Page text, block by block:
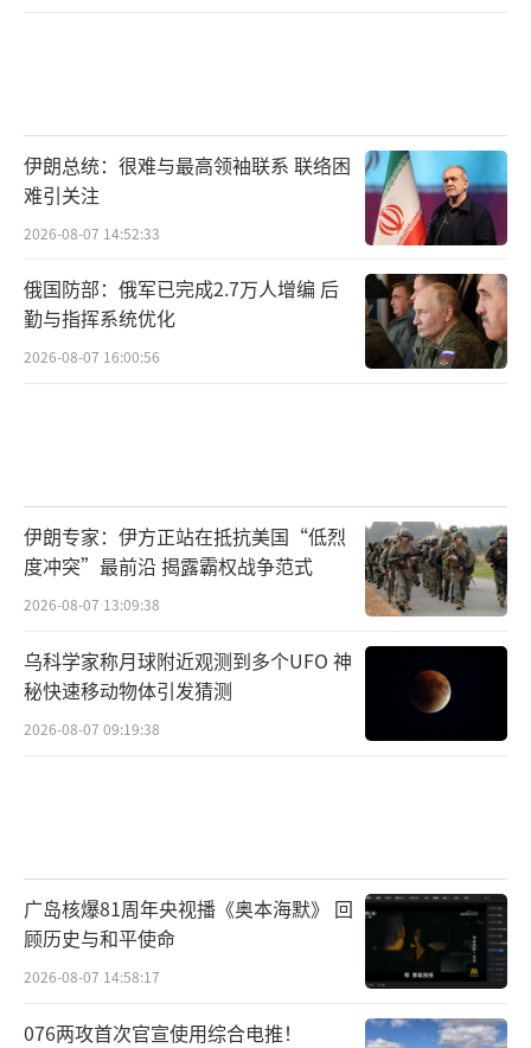
伊朗总统：很难与最高领袖联系 联络困
难引关注
2026-08-07 14:52:33
俄国防部：俄军已完成2.7万人增编 后
勤与指挥系统优化
2026-08-07 16:00:56
伊朗专家：伊方正站在抵抗美国“低烈
度冲突”最前沿 揭露霸权战争范式
2026-08-07 13:09:38
乌科学家称月球附近观测到多个UFO 神
秘快速移动物体引发猜测
2026-08-07 09:19:38
广岛核爆81周年央视播《奥本海默》 回
顾历史与和平使命
2026-08-07 14:58:17
076两攻首次官宣使用综合电推！